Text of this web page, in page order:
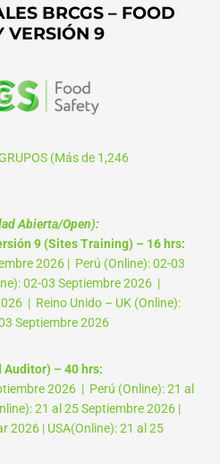
BRCGS – FOOD
VERSIÓN 9
(Más de 1,246
Abierta/Open):
9 (Sites Training) – 16 hrs:
2026 | Perú (Online): 02-03
02-03 Septiembre 2026 |
| Reino Unido – UK (Online):
Septiembre 2026
– 40 hrs:
2026 | Perú (Online): 21 al
21 al 25 Septiembre 2026 |
2026 | USA(Online): 21 al 25